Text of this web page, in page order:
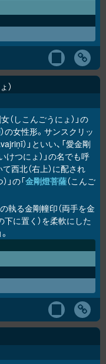
（しこんごうにょ）」の
）の女性形。サンスクリッ
）」といい、「愛金剛
けつにょ）」の名でも呼
西北（右上）に配され
」の「金剛燈菩薩（こんご
執る金剛幢印（両手を金
に置く）を柔軟にした